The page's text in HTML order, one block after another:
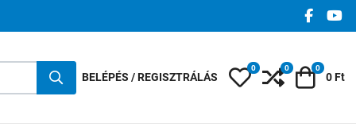
BELÉPÉS / REGISZTRÁLÁS Kedvencek
0 0 Kosár
0
0 Ft